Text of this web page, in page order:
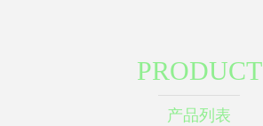
PRODUCT
产品列表